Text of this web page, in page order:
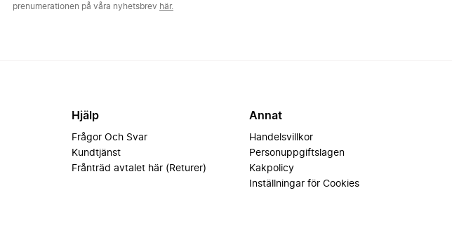
prenumerationen på våra nyhetsbrev här.
Hjälp
Frågor Och Svar
Kundtjänst
Frånträd avtalet här (Returer)
Annat
Handelsvillkor
Personuppgiftslagen
Kakpolicy
Inställningar för Cookies